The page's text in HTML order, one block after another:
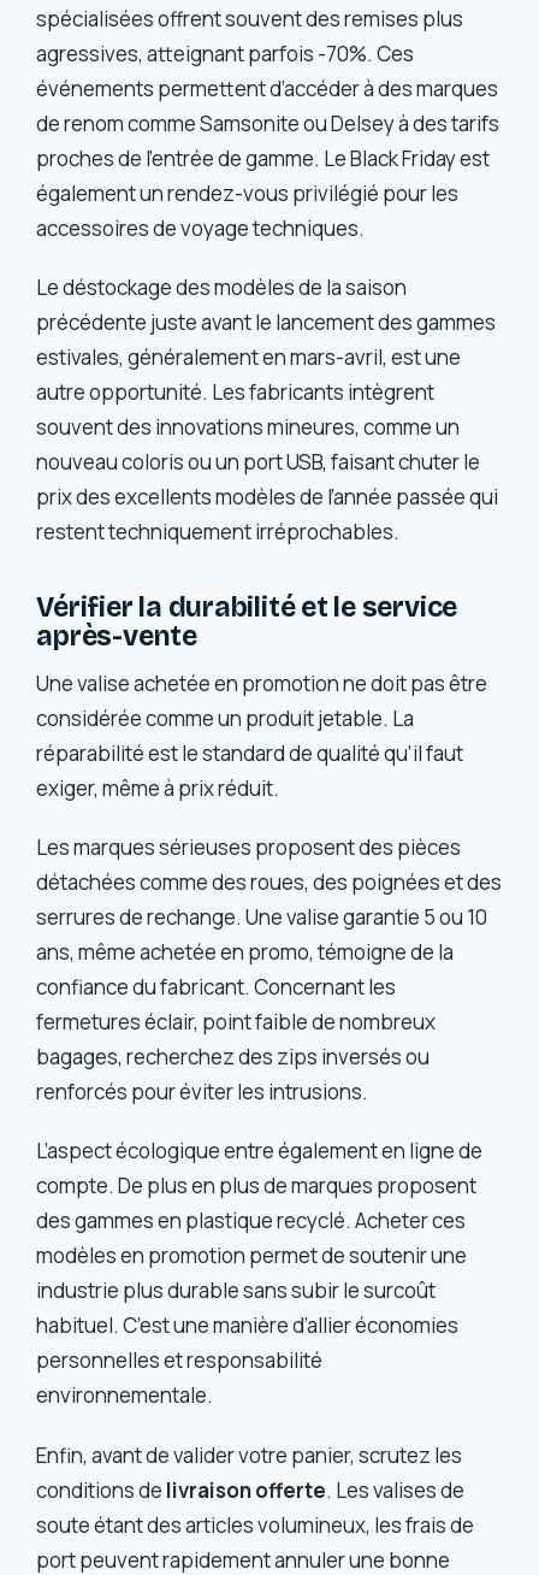
spécialisées offrent souvent des remises plus
agressives, atteignant parfois -70%. Ces
événements permettent d’accéder à des marques
de renom comme Samsonite ou Delsey à des tarifs
proches de l’entrée de gamme. Le Black Friday est
également un rendez-vous privilégié pour les
accessoires de voyage techniques.
Le déstockage des modèles de la saison
précédente juste avant le lancement des gammes
estivales, généralement en mars-avril, est une
autre opportunité. Les fabricants intègrent
souvent des innovations mineures, comme un
nouveau coloris ou un port USB, faisant chuter le
prix des excellents modèles de l’année passée qui
restent techniquement irréprochables.
Vérifier la durabilité et le service
après-vente
Une valise achetée en promotion ne doit pas être
considérée comme un produit jetable. La
réparabilité est le standard de qualité qu’il faut
exiger, même à prix réduit.
Les marques sérieuses proposent des pièces
détachées comme des roues, des poignées et des
serrures de rechange. Une valise garantie 5 ou 10
ans, même achetée en promo, témoigne de la
confiance du fabricant. Concernant les
fermetures éclair, point faible de nombreux
bagages, recherchez des zips inversés ou
renforcés pour éviter les intrusions.
L’aspect écologique entre également en ligne de
compte. De plus en plus de marques proposent
des gammes en plastique recyclé. Acheter ces
modèles en promotion permet de soutenir une
industrie plus durable sans subir le surcoût
habituel. C’est une manière d’allier économies
personnelles et responsabilité
environnementale.
Enfin, avant de valider votre panier, scrutez les
conditions de livraison offerte. Les valises de
soute étant des articles volumineux, les frais de
port peuvent rapidement annuler une bonne